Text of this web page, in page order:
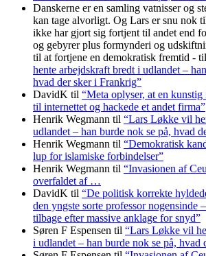
Danskerne er en samling vatnisser og
kan tage alvorligt. Og Lars er snu nok
ikke har gjort sig fortjent til andet end
og gebyrer plus formynderi og
til at fortjene en demokratisk fremtid - til
hente arbejdskraft bredt i udlandet –
hvad der sker i Frankrig”
DavidK til “Meta oplyser, at en
til internettet og hackede et andet firma”
Henrik Wegmann til “Lars Løkke vil
udlandet – han burde nok se på, hvad
Henrik Wegmann til “Demokratisk
lup for islamiske forbindelser”
Henrik Wegmann til “Invasionen af
overfaldet af …
DavidK til “De politisk korrekte
den yngste sorte professor nogensinde
tilbage efter massive anklage for snyd”
Søren F Espensen til “Lars Løkke vil
i udlandet – han burde nok se på, hvad